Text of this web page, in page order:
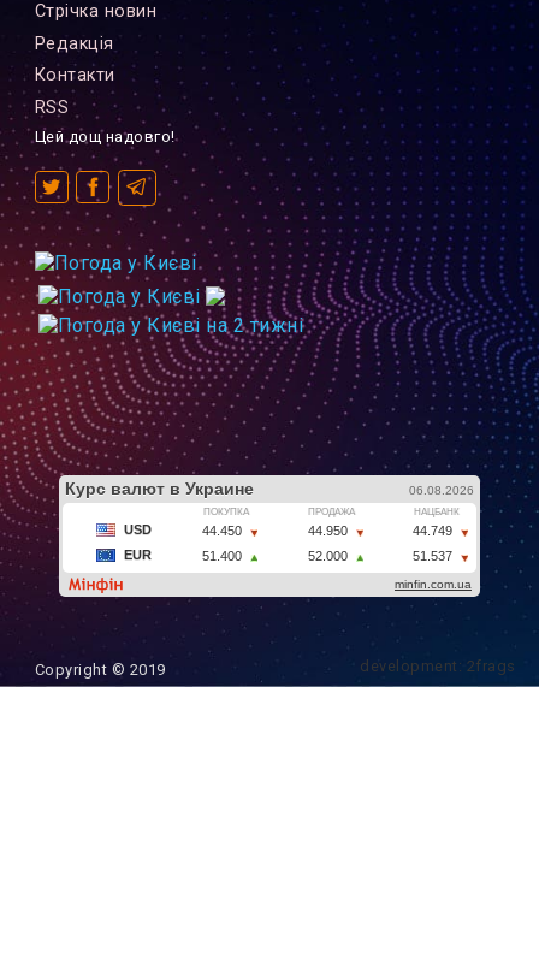
Стрiчка новин
Редакцiя
Контакти
RSS
Цей дощ надовго!
Copyright © 2019 development: 2frags